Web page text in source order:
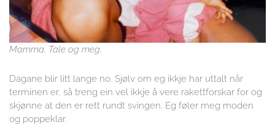
Mamma, Tale og meg.
Dagane blir litt lange no. Sjølv om eg ikkje har uttalt når
terminen er, så treng ein vel ikkje å vere rakettforskar for og
skjønne at den er rett rundt svingen. Eg føler meg moden
og poppeklar.